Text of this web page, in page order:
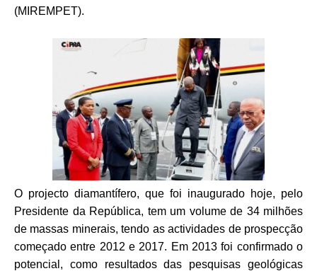
(MIREMPET).
O projecto diamantífero, que foi inaugurado hoje, pelo
Presidente da República, tem um volume de 34 milhões
de massas minerais, tendo as actividades de prospecção
começado entre 2012 e 2017. Em 2013 foi confirmado o
potencial, como resultados das pesquisas geológicas